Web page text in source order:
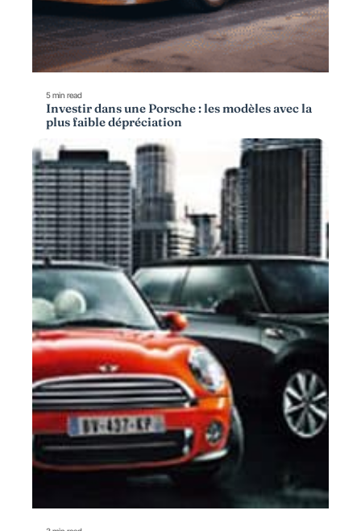
5 min read
Investir dans une Porsche : les modèles avec la
plus faible dépréciation